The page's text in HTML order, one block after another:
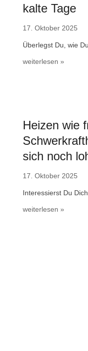
kalte Tage
17. Oktober 2025
Überlegst Du, wie
weiterlesen »
Heizen wie
sich noch
17. Oktober 2025
Interessierst Du
weiterlesen »